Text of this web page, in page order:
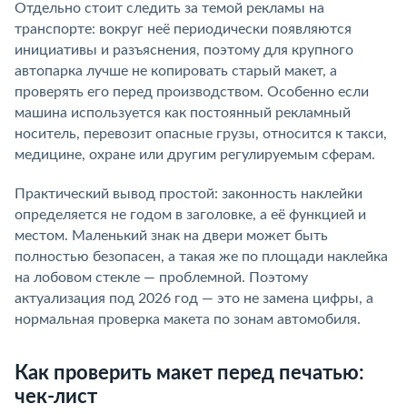
Отдельно стоит следить за темой рекламы на
транспорте: вокруг неё периодически появляются
инициативы и разъяснения, поэтому для крупного
автопарка лучше не копировать старый макет, а
проверять его перед производством. Особенно если
машина используется как постоянный рекламный
носитель, перевозит опасные грузы, относится к такси,
медицине, охране или другим регулируемым сферам.
Практический вывод простой: законность наклейки
определяется не годом в заголовке, а её функцией и
местом. Маленький знак на двери может быть
полностью безопасен, а такая же по площади наклейка
на лобовом стекле — проблемной. Поэтому
актуализация под 2026 год — это не замена цифры, а
нормальная проверка макета по зонам автомобиля.
Как проверить макет перед печатью:
чек-лист